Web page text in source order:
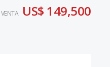
VENTA US$ 149,500